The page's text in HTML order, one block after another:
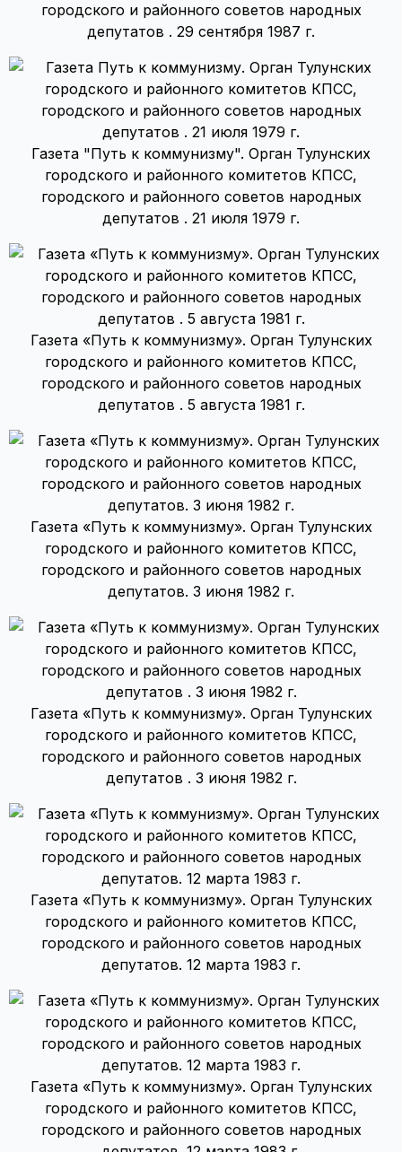
городского и районного советов народных
депутатов . 29 сентября 1987 г.
Газета "Путь к коммунизму". Орган Тулунских
городского и районного комитетов КПСС,
городского и районного советов народных
депутатов . 21 июля 1979 г.
Газета «Путь к коммунизму». Орган Тулунских
городского и районного комитетов КПСС,
городского и районного советов народных
депутатов . 5 августа 1981 г.
Газета «Путь к коммунизму». Орган Тулунских
городского и районного комитетов КПСС,
городского и районного советов народных
депутатов. 3 июня 1982 г.
Газета «Путь к коммунизму». Орган Тулунских
городского и районного комитетов КПСС,
городского и районного советов народных
депутатов . 3 июня 1982 г.
Газета «Путь к коммунизму». Орган Тулунских
городского и районного комитетов КПСС,
городского и районного советов народных
депутатов. 12 марта 1983 г.
Газета «Путь к коммунизму». Орган Тулунских
городского и районного комитетов КПСС,
городского и районного советов народных